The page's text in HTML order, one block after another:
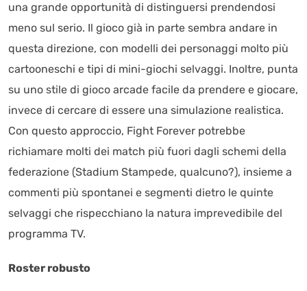
una grande opportunità di distinguersi prendendosi
meno sul serio. Il gioco già in parte sembra andare in
questa direzione, con modelli dei personaggi molto più
cartooneschi e tipi di mini-giochi selvaggi. Inoltre, punta
su uno stile di gioco arcade facile da prendere e giocare,
invece di cercare di essere una simulazione realistica.
Con questo approccio, Fight Forever potrebbe
richiamare molti dei match più fuori dagli schemi della
federazione (Stadium Stampede, qualcuno?), insieme a
commenti più spontanei e segmenti dietro le quinte
selvaggi che rispecchiano la natura imprevedibile del
programma TV.
Roster robusto